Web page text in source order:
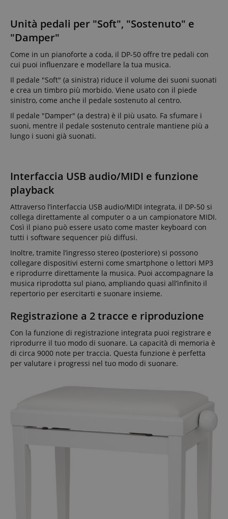
Unità pedali per "Soft", "Sostenuto" e
"Damper"
Come in un pianoforte a coda, il DP-50 offre tre pedali con
cui puoi influenzare e modellare la tua musica.
Il pedale "Soft" (a sinistra) riduce il volume dei suoni suonati
e crea un timbro più morbido. Viene usato con il piede
sinistro, come anche il pedale sostenuto al centro.
Il pedale "Damper" (a destra) è il più usato. Fa sfumare i
suoni, mentre il pedale sostenuto centrale mantiene più a
lungo i suoni già suonati.
Interfaccia USB audio/MIDI e funzione
playback
Attraverso l’interfaccia USB audio/MIDI integrata, il DP-50 si
collega direttamente al computer o a un campionatore MIDI.
Così il piano può essere usato come master keyboard con
tutti i software sequencer più diffusi.
Inoltre, tramite l’ingresso stereo (posteriore) si possono
collegare dispositivi esterni come smartphone o lettori MP3
e riprodurre direttamente la musica. Puoi accompagnare la
musica riprodotta sul piano, ampliando quasi all’infinito il
repertorio per esercitarti e suonare insieme.
Registrazione a 2 tracce e riproduzione
Con la funzione di registrazione integrata puoi registrare e
riprodurre il tuo modo di suonare. La capacità di memoria è
di circa 9000 note per traccia. Questa funzione è perfetta
per valutare i progressi nel tuo modo di suonare.